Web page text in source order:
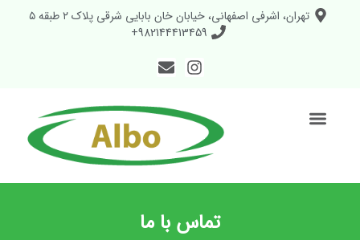
تهران، اشرفی اصفهانی، خیابان خان بابایی شرقی پلاک ۲ طبقه ۵
982144413459+
تماس با ما